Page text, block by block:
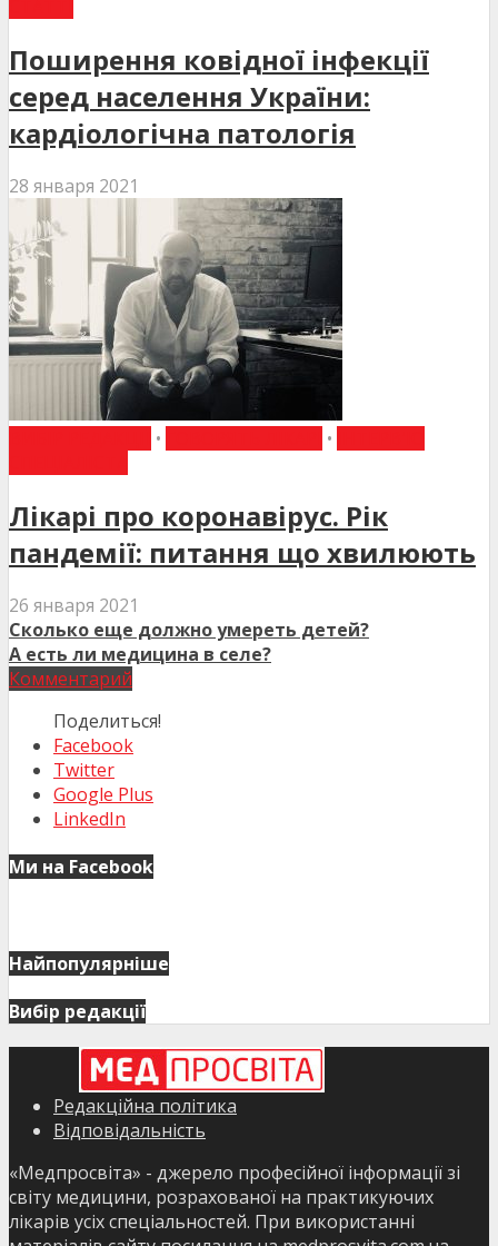
Поширення ковідної інфекції
серед населення України:
кардіологічна патологія
28 января 2021
• •
Лікарі про коронавірус. Рік
пандемії: питання що хвилюють
26 января 2021
Сколько еще должно умереть детей?
А есть ли медицина в селе?
Комментарий
Поделиться!
Facebook
Twitter
Google Plus
LinkedIn
Ми на Facebook
Найпопулярніше
Вибір редакції
Редакційна політика
Відповідальність
«Медпросвіта» - джерело професійної інформації зі
світу медицини, розрахованої на практикуючих
лікарів усіх спеціальностей. При використанні